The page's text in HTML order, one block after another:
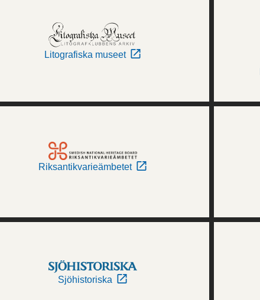
Litografiska museet
Riksantikvarieämbetet
Sjöhistoriska